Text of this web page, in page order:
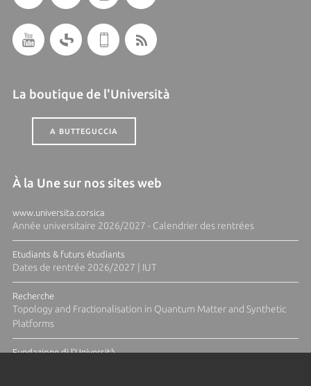
La boutique de l'Università
A BUTTEGUCCIA
À la Une sur nos sites web
www.universita.corsica
Année universitaire 2026/2027 - Calendrier des rentrées
Etudiants & futurs étudiants
Dates de rentrée 2026/2027 | IUT
Recherche
Topology and Fractionalisation in Quantum Matter and Synthetic
Platforms
Fundazione di l'Università